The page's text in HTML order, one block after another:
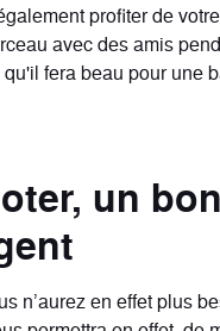
profiter de
avec des amis
fera beau pour une
un
n’aurez en effet plus